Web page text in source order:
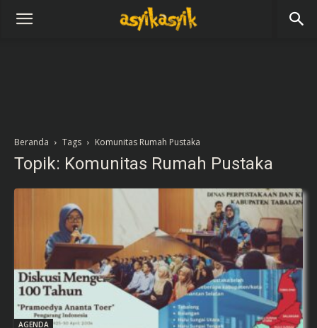
Beranda Tags Komunitas Rumah Pustaka
Topik: Komunitas Rumah Pustaka
AGENDA